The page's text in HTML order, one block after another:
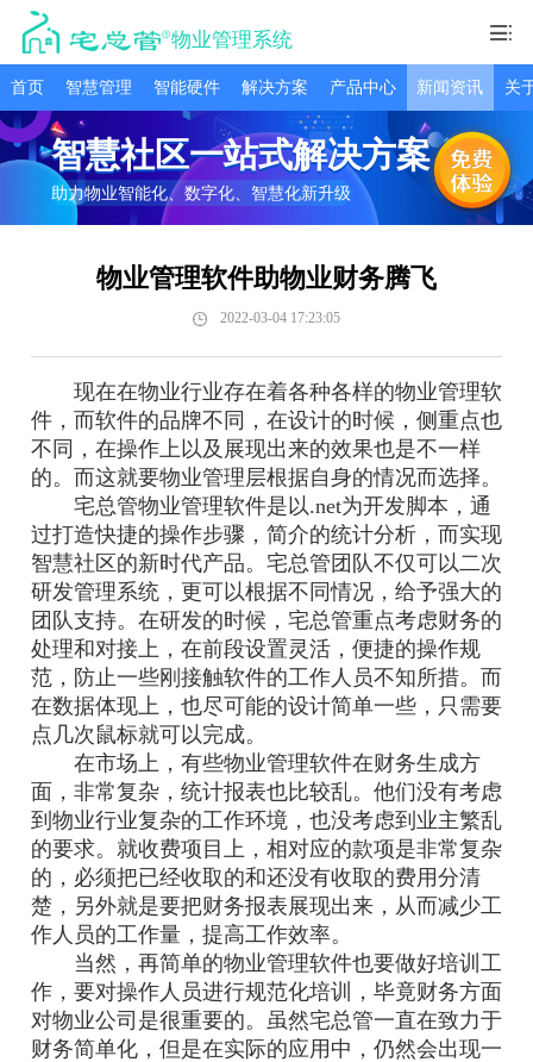
物业管理系统
首页 智慧管理 智能硬件 解决方案 产品中心 新闻资讯 关
智慧社区一站式解决方案
助力物业智能化、数字化、智慧化新升级
物业管理软件助物业财务腾飞
2022-03-04 17:23:05
现在在物业行业存在着各种各样的物业管理软
件，而软件的品牌不同，在设计的时候，侧重点也
不同，在操作上以及展现出来的效果也是不一样
的。而这就要物业管理层根据自身的情况而选择。
宅总管物业管理软件是以.net为开发脚本，通
过打造快捷的操作步骤，简介的统计分析，而实现
智慧社区的新时代产品。宅总管团队不仅可以二次
研发管理系统，更可以根据不同情况，给予强大的
团队支持。在研发的时候，宅总管重点考虑财务的
处理和对接上，在前段设置灵活，便捷的操作规
范，防止一些刚接触软件的工作人员不知所措。而
在数据体现上，也尽可能的设计简单一些，只需要
点几次鼠标就可以完成。
在市场上，有些物业管理软件在财务生成方
面，非常复杂，统计报表也比较乱。他们没有考虑
到物业行业复杂的工作环境，也没考虑到业主繁乱
的要求。就收费项目上，相对应的款项是非常复杂
的，必须把已经收取的和还没有收取的费用分清
楚，另外就是要把财务报表展现出来，从而减少工
作人员的工作量，提高工作效率。
当然，再简单的物业管理软件也要做好培训工
作，要对操作人员进行规范化培训，毕竟财务方面
对物业公司是很重要的。虽然宅总管一直在致力于
财务简单化，但是在实际的应用中，仍然会出现一